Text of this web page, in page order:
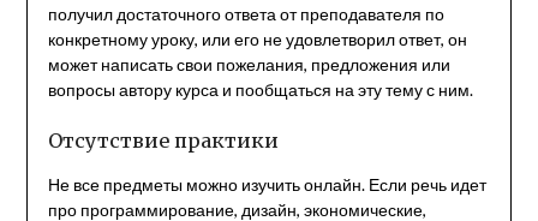
получил достаточного ответа от преподавателя по
конкретному уроку, или его не удовлетворил ответ, он
может написать свои пожелания, предложения или
вопросы автору курса и пообщаться на эту тему с ним.
Отсутствие практики
Не все предметы можно изучить онлайн. Если речь идет
про программирование, дизайн, экономические,